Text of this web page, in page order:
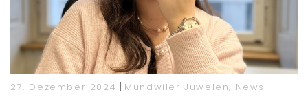
27. Dezember 2024 | Mundwiler Juwelen, News